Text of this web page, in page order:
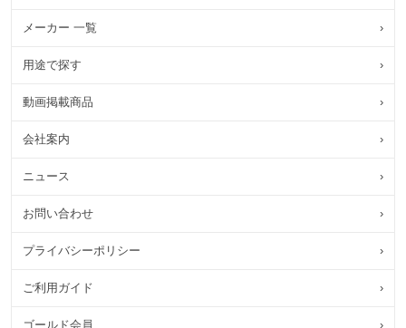
メーカー 一覧 ›
用途で探す ›
動画掲載商品 ›
会社案内 ›
ニュース ›
お問い合わせ ›
プライバシーポリシー ›
ご利用ガイド ›
ゴールド会員 ›